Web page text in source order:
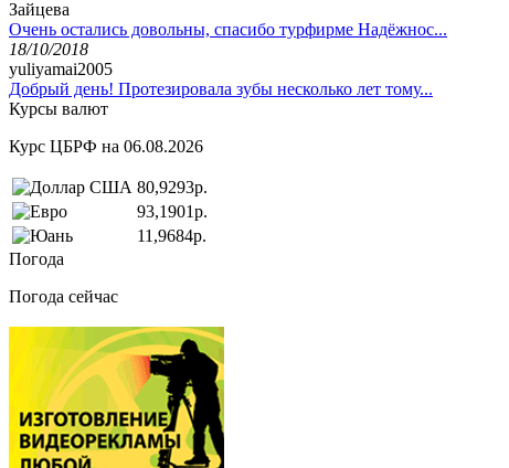
Зайцева
Очень остались довольны, спасибо турфирме Надёжнос...
18/10/2018
yuliyamai2005
Добрый день! Протезировала зубы несколько лет тому...
Курсы валют
Курс ЦБРФ на 06.08.2026
80,9293р.
93,1901р.
11,9684р.
Погода
Погода сейчас